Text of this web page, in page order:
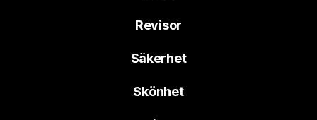
Revisor
Säkerhet
Skönhet